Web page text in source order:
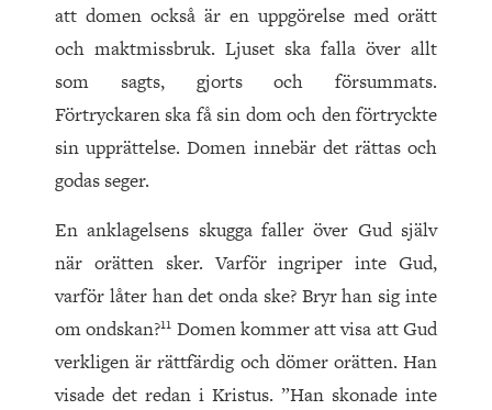
att domen också är en uppgörelse med orätt
och maktmissbruk. Ljuset ska falla över allt
som sagts, gjorts och försummats.
Förtryckaren ska få sin dom och den förtryckte
sin upprättelse. Domen innebär det rättas och
godas seger.
En anklagelsens skugga faller över Gud själv
när orätten sker. Varför ingriper inte Gud,
varför låter han det onda ske? Bryr han sig inte
om ondskan?11 Domen kommer att visa att Gud
verkligen är rättfärdig och dömer orätten. Han
visade det redan i Kristus. ”Han skonade inte